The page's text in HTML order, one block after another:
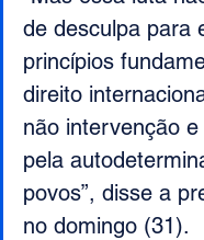
de desculpa para
princípios
direito
não intervenção
pela
povos”, disse a
no domingo (31).